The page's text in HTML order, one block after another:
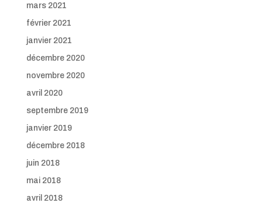
mars 2021
février 2021
janvier 2021
décembre 2020
novembre 2020
avril 2020
septembre 2019
janvier 2019
décembre 2018
juin 2018
mai 2018
avril 2018